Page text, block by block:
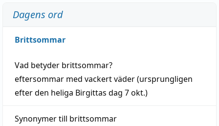
Dagens ord
Brittsommar
Vad betyder brittsommar?
eftersommar med vackertväder(ursprungligen
efter den heliga Birgittas dag 7 okt.)
Synonymer till brittsommar